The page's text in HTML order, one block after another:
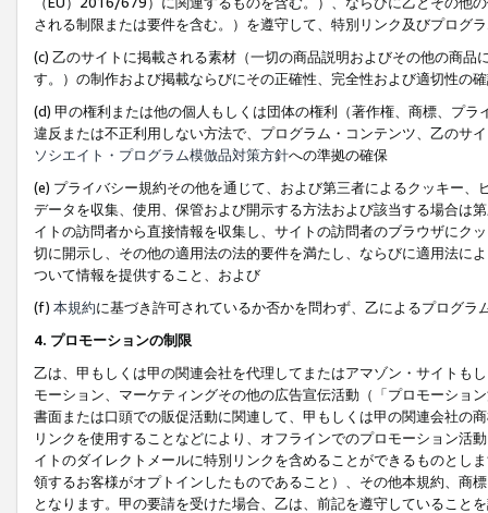
される制限または要件を含む。）を遵守して、特別リンク及びプログ
(c) 乙のサイトに掲載される素材（一切の商品説明およびその他の商
す。）の制作および掲載ならびにその正確性、完全性および適切性の
(d) 甲の権利または他の個人もしくは団体の権利（著作権、商標、プ
違反または不正利用しない方法で、プログラム・コンテンツ、乙のサ
ソシエイト・プログラム模倣品対策方針への準拠の確保
(e) プライバシー規約その他を通じて、および第三者によるクッキー
データを収集、使用、保管および開示する方法および該当する場合は
イトの訪問者から直接情報を収集し、サイトの訪問者のブラウザにク
切に開示し、その他の適用法の法的要件を満たし、ならびに適用法に
ついて情報を提供すること、および
(f) 本規約に基づき許可されているか否かを問わず、乙によるプログ
4. プロモーションの制限
乙は、甲もしくは甲の関連会社を代理してまたはアマゾン・サイトも
モーション、マーケティングその他の広告宣伝活動（「プロモーショ
書面または口頭での販促活動に関連して、甲もしくは甲の関連会社の
リンクを使用することなどにより、オフラインでのプロモーション活
イトのダイレクトメールに特別リンクを含めることができるものとし
領するお客様がオプトインしたものであること）、その他本規約、商
となります。甲の要請を受けた場合、乙は、前記を遵守していること